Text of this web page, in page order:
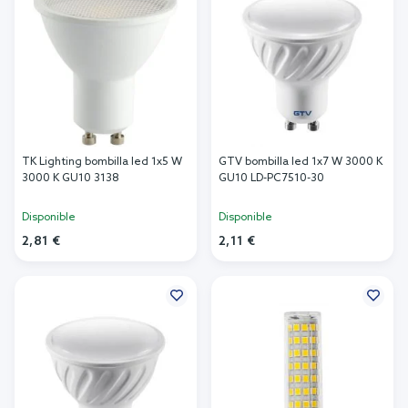
TK Lighting bombilla led 1x5 W
3000 K GU10 3138
Disponible
2,81 €
GTV bombilla led 1x7 W 3000 K
GU10 LD-PC7510-30
Disponible
2,11 €